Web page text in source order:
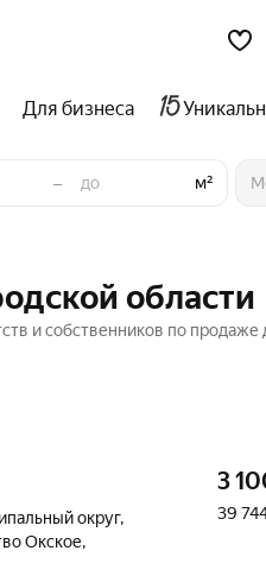
Для бизнеса
– м²
области
и собственников по продаже
округ,
Окское,
3
39